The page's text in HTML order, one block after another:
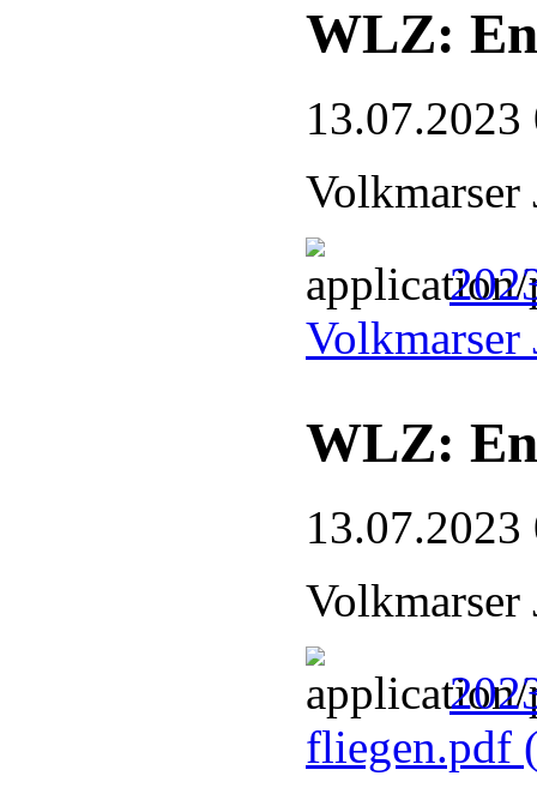
WLZ:
13.07.2023
Volkmarser
WLZ:
13.07.2023
Volkmarser
fliegen.pdf